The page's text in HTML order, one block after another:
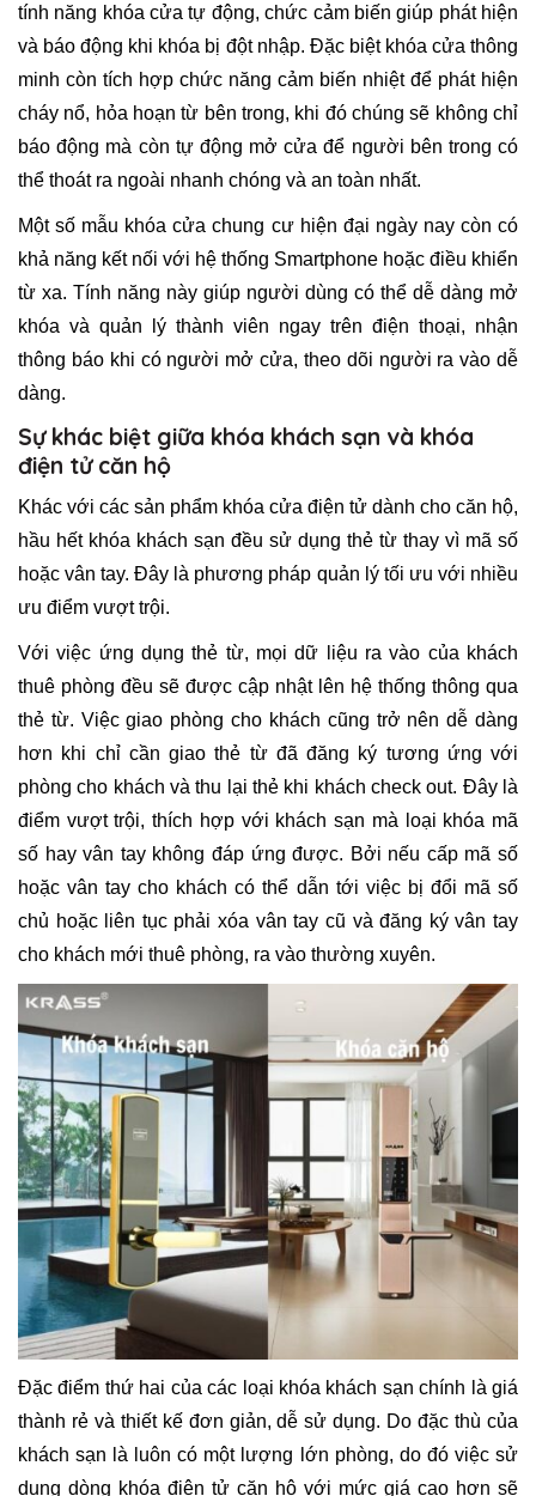
tính năng khóa cửa tự động, chức cảm biến giúp phát hiện
và báo động khi khóa bị đột nhập. Đặc biệt khóa cửa thông
minh còn tích hợp chức năng cảm biến nhiệt để phát hiện
cháy nổ, hỏa hoạn từ bên trong, khi đó chúng sẽ không chỉ
báo động mà còn tự động mở cửa để người bên trong có
thể thoát ra ngoài nhanh chóng và an toàn nhất.
Một số mẫu khóa cửa chung cư hiện đại ngày nay còn có
khả năng kết nối với hệ thống Smartphone hoặc điều khiển
từ xa. Tính năng này giúp người dùng có thể dễ dàng mở
khóa và quản lý thành viên ngay trên điện thoại, nhận
thông báo khi có người mở cửa, theo dõi người ra vào dễ
dàng.
Sự khác biệt giữa khóa khách sạn và khóa
điện tử căn hộ
Khác với các sản phẩm khóa cửa điện tử dành cho căn hộ,
hầu hết khóa khách sạn đều sử dụng thẻ từ thay vì mã số
hoặc vân tay. Đây là phương pháp quản lý tối ưu với nhiều
ưu điểm vượt trội.
Với việc ứng dụng thẻ từ, mọi dữ liệu ra vào của khách
thuê phòng đều sẽ được cập nhật lên hệ thống thông qua
thẻ từ. Việc giao phòng cho khách cũng trở nên dễ dàng
hơn khi chỉ cần giao thẻ từ đã đăng ký tương ứng với
phòng cho khách và thu lại thẻ khi khách check out. Đây là
điểm vượt trội, thích hợp với khách sạn mà loại khóa mã
số hay vân tay không đáp ứng được. Bởi nếu cấp mã số
hoặc vân tay cho khách có thể dẫn tới việc bị đổi mã số
chủ hoặc liên tục phải xóa vân tay cũ và đăng ký vân tay
cho khách mới thuê phòng, ra vào thường xuyên.
Đặc điểm thứ hai của các loại khóa khách sạn chính là giá
thành rẻ và thiết kế đơn giản, dễ sử dụng. Do đặc thù của
khách sạn là luôn có một lượng lớn phòng, do đó việc sử
dụng dòng khóa điện tử căn hộ với mức giá cao hơn sẽ